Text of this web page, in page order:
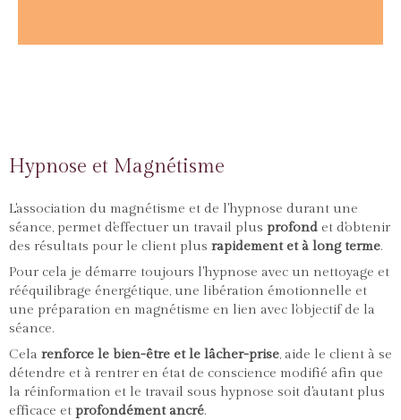
Hypnose et Magnétisme
L'association du magnétisme et de l'hypnose durant une
séance, permet d'effectuer un travail plus profond et d'obtenir
des résultats pour le client plus rapidement et à long terme.
Pour cela je démarre toujours l'hypnose avec un nettoyage et
rééquilibrage énergétique, une libération émotionnelle et
une préparation en magnétisme en lien avec l'objectif de la
séance.
Cela renforce le bien-être et le lâcher-prise, aide le client à se
détendre et à rentrer en état de conscience modifié afin que
la réinformation et le travail sous hypnose soit d'autant plus
efficace et profondément ancré.